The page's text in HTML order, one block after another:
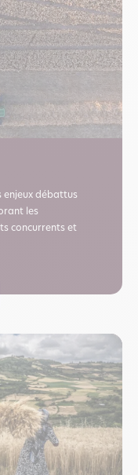
enjeux débattus
les
concurrents et